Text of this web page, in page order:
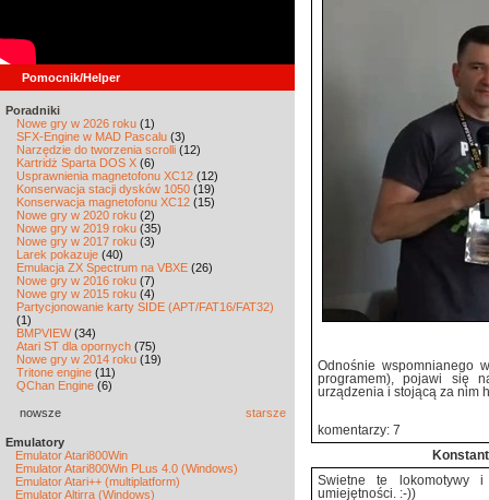
Pomocnik/Helper
Poradniki
Nowe gry w 2026 roku (1)
SFX-Engine w MAD Pascalu (3)
Narzędzie do tworzenia scrolli (12)
Kartridż Sparta DOS X (6)
Usprawnienia magnetofonu XC12 (12)
Konserwacja stacji dysków 1050 (19)
Konserwacja magnetofonu XC12 (15)
Nowe gry w 2020 roku (2)
Nowe gry w 2019 roku (35)
Nowe gry w 2017 roku (3)
Larek pokazuje (40)
Emulacja ZX Spectrum na VBXE (26)
Nowe gry w 2016 roku (7)
Nowe gry w 2015 roku (4)
Partycjonowanie karty SIDE (APT/FAT16/FAT32)
(1)
BMPVIEW(34)
Atari ST dla opornych (75)
Nowe gry w 2014 roku (19)
Tritone engine (11)
QChan Engine (6)
nowsze starsze
Emulatory
Emulator Atari800Win
Emulator Atari800Win PLus 4.0 (Windows)
Emulator Atari++ (multiplatform)
Emulator Altirra (Windows)
Odnośnie wspomnianego
programem), pojawi się
urządzenia i stojącą za nim
komentarzy: 7
Świetne te lokomotywy
umiejętności. :-))